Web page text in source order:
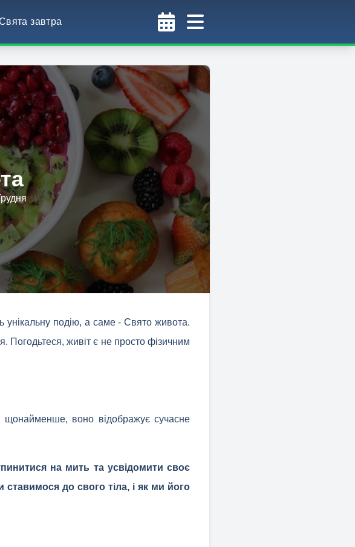
завтра
унікальну подію, а саме - Свято живота.
Погодьтеся, живіт є не просто фізичним
воно відображує сучасне
на мить та усвідомити своє
до свого тіла, і як ми його